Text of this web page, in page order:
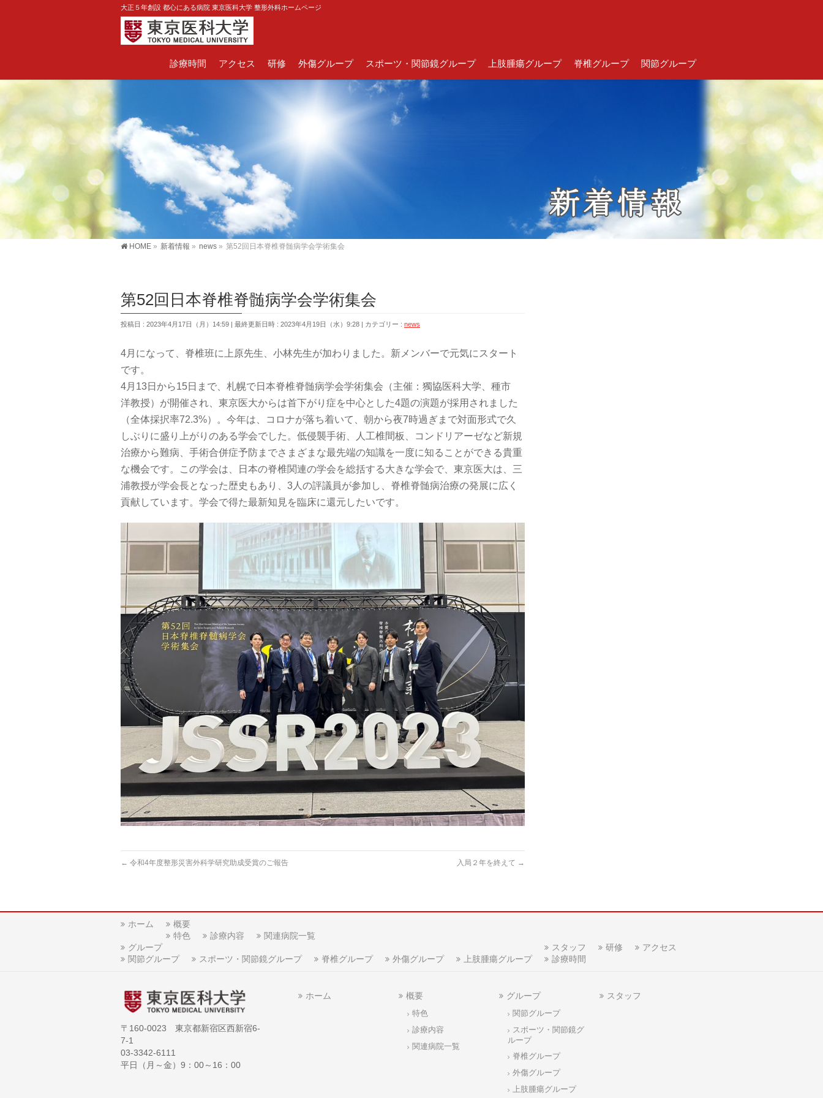
大正５年創設 都心にある病院 東京医科大学 整形外科ホームページ
診療時間 アクセス 研修 外傷グループ スポーツ・関節鏡グループ 上肢腫瘍グループ 脊椎グループ 関節グループ
HOME » 新着情報 » news » 第52回日本脊椎脊髄病学会学術集会
第52回日本脊椎脊髄病学会学術集会
投稿日 : 2023年4月17日（月）14:59 最終更新日時 : 2023年4月19日（水）9:28 カテゴリー : news
4月になって、脊椎班に上原先生、小林先生が加わりました。新メンバーで元気にスタート
です。
4月13日から15日まで、札幌で日本脊椎脊髄病学会学術集会（主催：獨協医科大学、種市
洋教授）が開催され、東京医大からは首下がり症を中心とした4題の演題が採用されました
（全体採択率72.3%）。今年は、コロナが落ち着いて、朝から夜7時過ぎまで対面形式で久
しぶりに盛り上がりのある学会でした。低侵襲手術、人工椎間板、コンドリアーゼなど新規
治療から難病、手術合併症予防までさまざまな最先端の知識を一度に知ることができる貴重
な機会です。この学会は、日本の脊椎関連の学会を総括する大きな学会で、東京医大は、三
浦教授が学会長となった歴史もあり、3人の評議員が参加し、脊椎脊髄病治療の発展に広く
貢献しています。学会で得た最新知見を臨床に還元したいです。
← 令和4年度整形災害外科学研究助成受賞のご報告 入局２年を終えて →
ホーム
概要
特色
診療内容
関連病院一覧
グループ
関節グループ
スポーツ・関節鏡グループ 脊椎グループ 外傷グループ 上肢腫瘍グループ
スタッフ 研修
アクセス
診療時間
〒160-0023 東京都新宿区西新宿6-
7-1
03-3342-6111
平日（月～金）9：00～16：00
ホーム 概要
特色
診療内容
関連病院一覧
グループ
関節グループ
スポーツ・関節鏡グ
ループ
脊椎グループ
外傷グループ
上肢腫瘍グループ
スタッフ